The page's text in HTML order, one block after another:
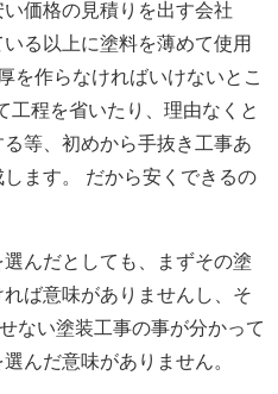
価格の見積りを出す会社
る以上に塗料を薄めて使用
を作らなければいけないとこ
工程を省いたり、理由なくと
等、初めから手抜き工事あ
ます。 だから安くできるの
んだとしても、まずその塗
ば意味がありませんし、そ
ない塗装工事の事が分かって
んだ意味がありません。